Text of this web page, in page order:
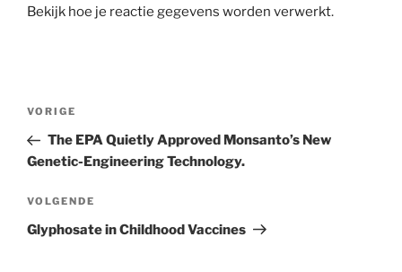
Bekijk hoe je reactie gegevens worden verwerkt.
Bericht
Vorig
bericht
VORIGE
The EPA Quietly Approved Monsanto’s New
Genetic-Engineering Technology.
Volgend
bericht
VOLGENDE
Glyphosate in Childhood Vaccines